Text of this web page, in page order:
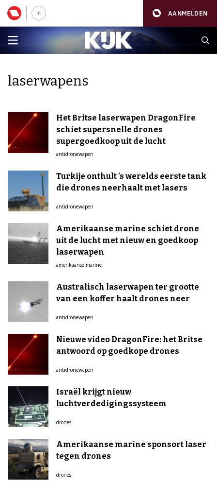
AANMELDEN
laserwapens
Het Britse laserwapen DragonFire
schiet supersnelle drones
supergoedkoop uit de lucht
antidronewapen
Turkije onthult ’s werelds eerste tank
die drones neerhaalt met lasers
antidronewapen
Amerikaanse marine schiet drone
uit de lucht met nieuw en goedkoop
laserwapen
amerikaanse marine
Australisch laserwapen ter grootte
van een koffer haalt drones neer
antidronewapen
Nieuwe video DragonFire: het Britse
antwoord op goedkope drones
antidronewapen
Israël krijgt nieuw
luchtverdedigingssysteem
drones
Amerikaanse marine sponsort laser
tegen drones
drones